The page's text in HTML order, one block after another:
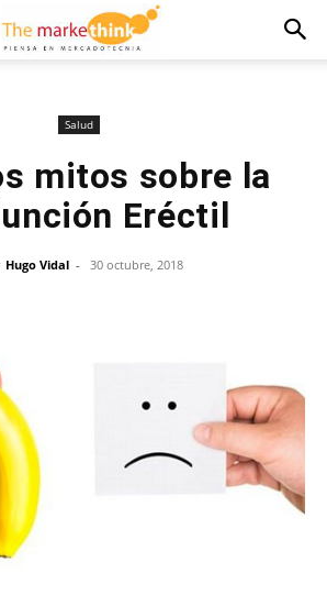
Salud
mitos sobre la
Eréctil
Hugo Vidal - 30 octubre, 2018